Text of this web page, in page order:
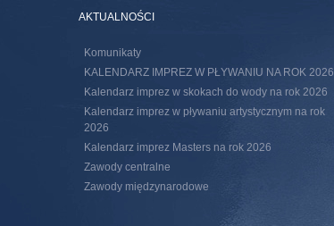
AKTUALNOŚCI
Komunikaty
KALENDARZ IMPREZ W PŁYWANIU NA ROK 2026
Kalendarz imprez w skokach do wody na rok 2026
Kalendarz imprez w pływaniu artystycznym na rok
2026
Kalendarz imprez Masters na rok 2026
Zawody centralne
Zawody międzynarodowe